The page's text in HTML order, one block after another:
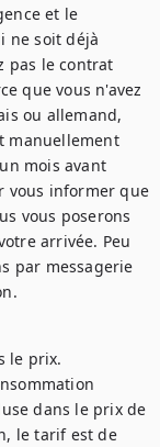
et le
ne soit déjà
pas le contrat
que vous n'avez
ou allemand,
manuellement
mois avant
vous informer que
vous poserons
arrivée. Peu
par messagerie
le prix.
dans le prix de
le tarif est de